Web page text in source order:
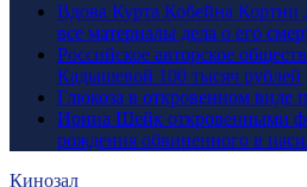
Вдова Курта Кобейна Кортни
все материалы дела о его
Российское авторское
Кадышевой 100 тысяч рублей
Глюкоза в откровенном виде
Ирина Шейк откровенными
рождения обвиненного в
Кинозал